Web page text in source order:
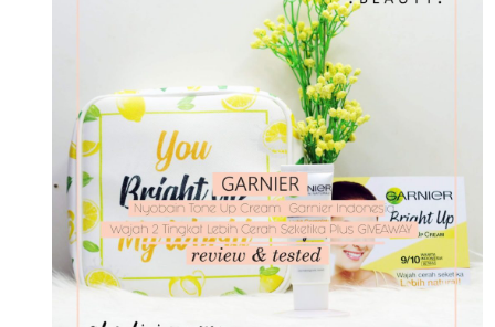
LEBIH
CERAH
SEKETIKA
PLUS
GIVEAWAY